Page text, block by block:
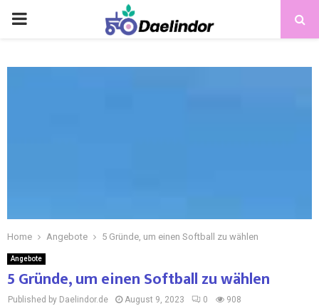
Home Angebote 5 Gründe, um einen Softball zu wählen
Angebote
5 Gründe, um einen Softball zu wählen
Published by Daelindor.de August 9, 2023 0 908